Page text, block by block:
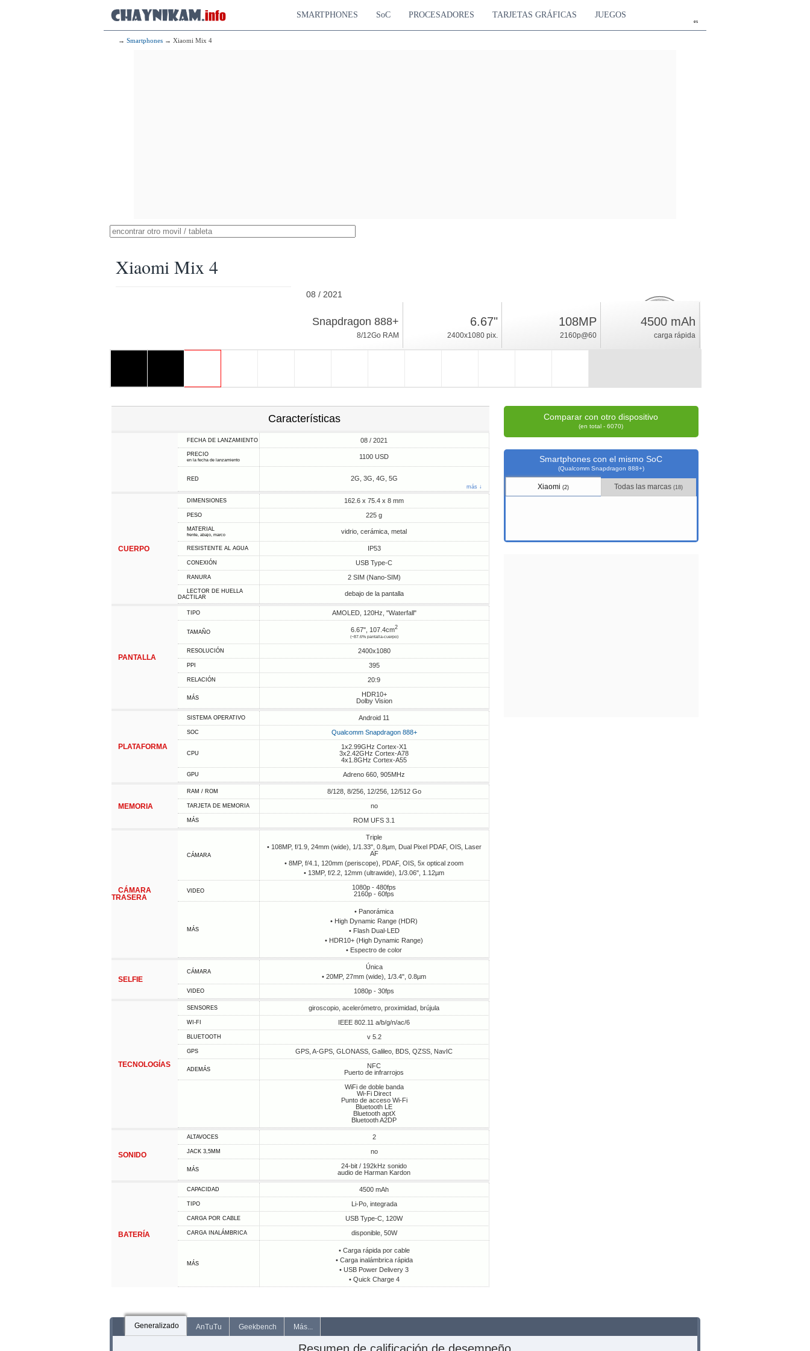
es
SMARTPHONES SoC PROCESADORES TARJETAS GRÁFICAS JUEGOS
→ Smartphones → Xiaomi Mix 4
Xiaomi Mix 4
08 / 2021
Android 11
32.4
índice
Snapdragon 888+
8/12Go RAM
6.67"
2400x1080 pix.
108MP
2160p@60
4500 mAh
carga rápida
Características
FECHA DE LANZAMIENTO 08 / 2021
PRECIO
en la fecha de lanzamiento 1100 USD
RED 2G, 3G, 4G, 5G
más ↓
CUERPO
DIMENSIONES 162.6 x 75.4 x 8 mm
PESO 225 g
MATERIAL
frente, abajo, marco vidrio, cerámica, metal
RESISTENTE AL AGUA IP53
CONEXIÓN USB Type-C
RANURA 2 SIM (Nano-SIM)
LECTOR DE HUELLA
DACTILAR
debajo de la pantalla
PANTALLA
TIPO AMOLED, 120Hz, "Waterfall"
TAMAÑO 6.67", 107.4cm2
(~87.6% pantalla-cuerpo)
RESOLUCIÓN 2400x1080
PPI 395
RELACIÓN 20:9
MÁS
HDR10+
Dolby Vision
PLATAFORMA
SISTEMA OPERATIVO Android 11
SOC Qualcomm Snapdragon 888+
CPU
1x2.99GHz Cortex-X1
3x2.42GHz Cortex-A78
4x1.8GHz Cortex-A55
GPU Adreno 660, 905MHz
MEMORIA
RAM / ROM 8/128, 8/256, 12/256, 12/512 Go
TARJETA DE MEMORIA no
MÁS ROM UFS 3.1
CÁMARA
TRASERA
CÁMARA
Triple
• 108MP, f/1.9, 24mm (wide), 1/1.33", 0.8µm, Dual Pixel PDAF, OIS, Laser
AF
• 8MP, f/4.1, 120mm (periscope), PDAF, OIS, 5x optical zoom
• 13MP, f/2.2, 12mm (ultrawide), 1/3.06", 1.12µm
VIDEO
1080p - 480fps
2160p - 60fps
MÁS
• Panorámica
• High Dynamic Range (HDR)
• Flash Dual-LED
• HDR10+ (High Dynamic Range)
• Espectro de color
SELFIE
CÁMARA
Única
• 20MP, 27mm (wide), 1/3.4", 0.8µm
VIDEO 1080p - 30fps
TECNOLOGÍAS
SENSORES giroscopio, acelerómetro, proximidad, brújula
WI-FI IEEE 802.11 a/b/g/n/ac/6
BLUETOOTH v 5.2
GPS GPS, A-GPS, GLONASS, Galileo, BDS, QZSS, NavIC
ADEMÁS
NFC
Puerto de infrarrojos
WiFi de doble banda
Wi-Fi Direct
Punto de acceso Wi-Fi
Bluetooth LE
Bluetooth aptX
Bluetooth A2DP
SONIDO
ALTAVOCES 2
JACK 3,5MM no
MÁS
24-bit / 192kHz sonido
audio de Harman Kardon
BATERÍA
CAPACIDAD 4500 mAh
TIPO Li-Po, integrada
CARGA POR CABLE USB Type-C, 120W
CARGA INALÁMBRICA disponible, 50W
MÁS
• Carga rápida por cable
• Carga inalámbrica rápida
• USB Power Delivery 3
• Quick Charge 4
Comparar con otro dispositivo
(en total - 6070)
Smartphones con el mismo SoC
(Qualcomm Snapdragon 888+)
Xiaomi(2) Todas las marcas(18)
Generalizado AnTuTu Geekbench Más...